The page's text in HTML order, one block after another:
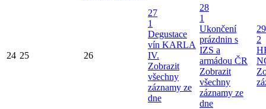
24 25 26
27
1
Degustace
vín KARLA
IV.
Zobrazit
všechny
záznamy ze
dne
28
1
Ukončení
prázdnin s
IZS a
armádou ČR
Zobrazit
všechny
záznamy ze
dne
29
2